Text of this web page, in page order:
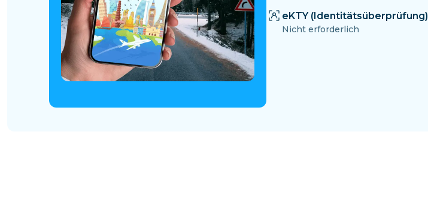
eKTY (Identitätsüberprüfung)
Nicht erforderlich